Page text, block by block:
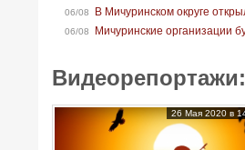
06/08 В Мичуринском округе
06/08 Мичуринские организации
Видеорепортажи:
26 Мая 2020 в